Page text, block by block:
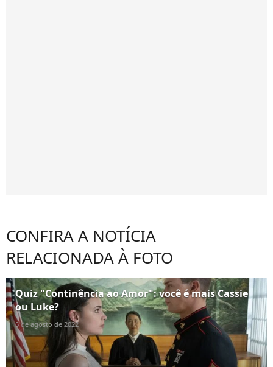
CONFIRA A NOTÍCIA
RELACIONADA À FOTO
Quiz "Continência ao Amor": você é mais Cassie
ou Luke?
5 de agosto de 2022